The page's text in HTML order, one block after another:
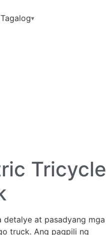
Tagalog
Tricycle
detalye at pasadyang mga
truck. Ang pagpili ng